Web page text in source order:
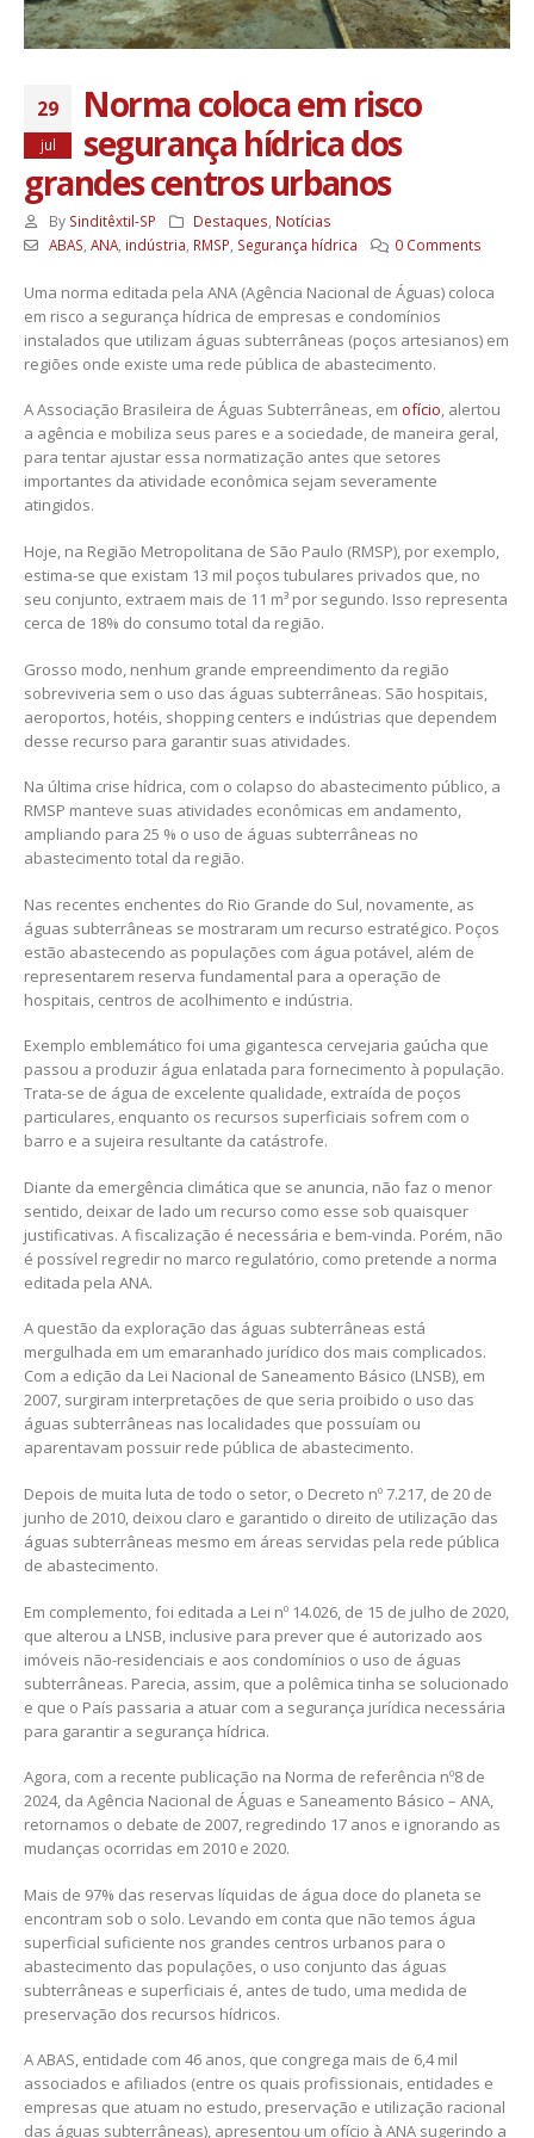
29
jul
Norma coloca em risco
segurança hídrica dos
grandes centros urbanos
By Sinditêxtil-SP Destaques Notícias
ABAS ANA, indústria RMSP Segurança hídrica 0 Comments
Uma norma editada pela ANA (Agência Nacional de Águas) coloca
em risco a segurança hídrica de empresas e condomínios
instalados que utilizam águas subterrâneas (poços artesianos) em
regiões onde existe uma rede pública de abastecimento.
A Associação Brasileira de Águas Subterrâneas, em ofício, alertou
a agência e mobiliza seus pares e a sociedade, de maneira geral,
para tentar ajustar essa normatização antes que setores
importantes da atividade econômica sejam severamente
atingidos.
Hoje, na Região Metropolitana de São Paulo (RMSP), por exemplo,
estima-se que existam 13 mil poços tubulares privados que, no
seu conjunto, extraem mais de 11 m³ por segundo. Isso representa
cerca de 18% do consumo total da região.
Grosso modo, nenhum grande empreendimento da região
sobreviveria sem o uso das águas subterrâneas. São hospitais,
aeroportos, hotéis, shopping centers e indústrias que dependem
desse recurso para garantir suas atividades.
Na última crise hídrica, com o colapso do abastecimento público, a
RMSP manteve suas atividades econômicas em andamento,
ampliando para 25 % o uso de águas subterrâneas no
abastecimento total da região.
Nas recentes enchentes do Rio Grande do Sul, novamente, as
águas subterrâneas se mostraram um recurso estratégico. Poços
estão abastecendo as populações com água potável, além de
representarem reserva fundamental para a operação de
hospitais, centros de acolhimento e indústria.
Exemplo emblemático foi uma gigantesca cervejaria gaúcha que
passou a produzir água enlatada para fornecimento à população.
Trata-se de água de excelente qualidade, extraída de poços
particulares, enquanto os recursos superficiais sofrem com o
barro e a sujeira resultante da catástrofe.
Diante da emergência climática que se anuncia, não faz o menor
sentido, deixar de lado um recurso como esse sob quaisquer
justificativas. A fiscalização é necessária e bem-vinda. Porém, não
é possível regredir no marco regulatório, como pretende a norma
editada pela ANA.
A questão da exploração das águas subterrâneas está
mergulhada em um emaranhado jurídico dos mais complicados.
Com a edição da Lei Nacional de Saneamento Básico (LNSB), em
2007, surgiram interpretações de que seria proibido o uso das
águas subterrâneas nas localidades que possuíam ou
aparentavam possuir rede pública de abastecimento.
Depois de muita luta de todo o setor, o Decreto nº 7.217, de 20 de
junho de 2010, deixou claro e garantido o direito de utilização das
águas subterrâneas mesmo em áreas servidas pela rede pública
de abastecimento.
Em complemento, foi editada a Lei nº 14.026, de 15 de julho de 2020,
que alterou a LNSB, inclusive para prever que é autorizado aos
imóveis não-residenciais e aos condomínios o uso de águas
subterrâneas. Parecia, assim, que a polêmica tinha se solucionado
e que o País passaria a atuar com a segurança jurídica necessária
para garantir a segurança hídrica.
Agora, com a recente publicação na Norma de referência nº8 de
2024, da Agência Nacional de Águas e Saneamento Básico – ANA,
retornamos o debate de 2007, regredindo 17 anos e ignorando as
mudanças ocorridas em 2010 e 2020.
Mais de 97% das reservas líquidas de água doce do planeta se
encontram sob o solo. Levando em conta que não temos água
superficial suficiente nos grandes centros urbanos para o
abastecimento das populações, o uso conjunto das águas
subterrâneas e superficiais é, antes de tudo, uma medida de
preservação dos recursos hídricos.
A ABAS, entidade com 46 anos, que congrega mais de 6,4 mil
associados e afiliados (entre os quais profissionais, entidades e
empresas que atuam no estudo, preservação e utilização racional
das águas subterrâneas), apresentou um ofício à ANA sugerindo a